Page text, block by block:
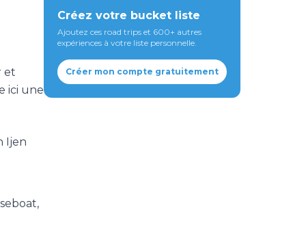
et
ici une
Ijen
Créez votre bucket liste
Ajoutez ces road trips et 600+ autres
expériences à votre liste personnelle.
Créer mon compte gratuitement